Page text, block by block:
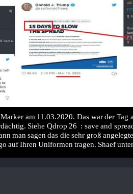
am 11.03.2020. Das war der
Siehe Qdrop 26 : save and
man sagen das die sehr groß
auf Ihren Uniformen tragen. Shaef